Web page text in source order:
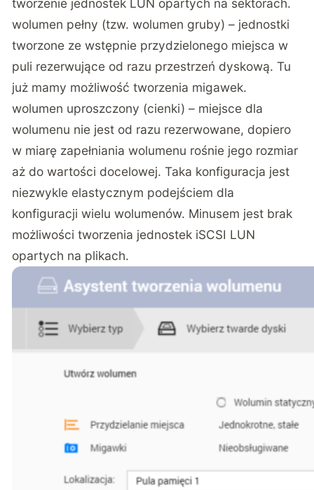
tworzenie jednostek LUN opartych na sektorach.
wolumen pełny (tzw. wolumen gruby) – jednostki
tworzone ze wstępnie przydzielonego miejsca w
puli rezerwujące od razu przestrzeń dyskową. Tu
już mamy możliwość tworzenia migawek.
wolumen uproszczony (cienki) – miejsce dla
wolumenu nie jest od razu rezerwowane, dopiero
w miarę zapełniania wolumenu rośnie jego rozmiar
aż do wartości docelowej. Taka konfiguracja jest
niezwykle elastycznym podejściem dla
konfiguracji wielu wolumenów. Minusem jest brak
możliwości tworzenia jednostek iSCSI LUN
opartych na plikach.